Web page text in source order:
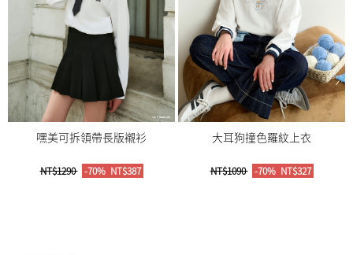
嘿美可拆領帶長版襯衫
NT$1290 -70% NT$387
大耳狗撞色羅紋上衣
NT$1090 -70% NT$327